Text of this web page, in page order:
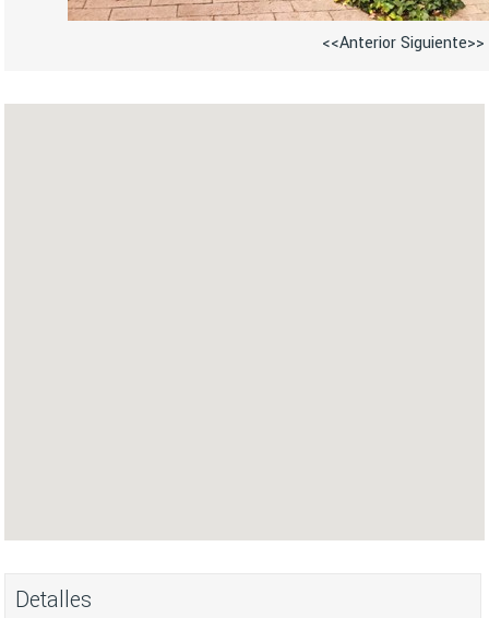
<<AnteriorSiguiente>>
Detalles